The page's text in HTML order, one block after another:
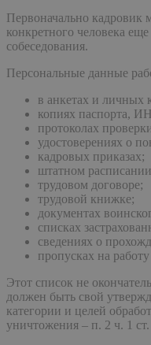
Первоначально кадровик
конкретного человека
собеседования.
Персональные данные
в анкетах и личных
копиях паспорта,
протоколах
удостоверениях о
кадровых приказах;
штатном
трудовом договоре;
трудовой книжке;
документах
списках
сведениях о
пропусках на
Этот список не
должен быть свой
категории и целей
уничтожения – п. 2 ч. 1